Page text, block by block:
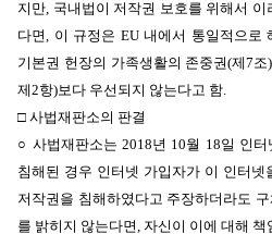
지만, 국내법이 저작권 보호를 위해서
다면, 이 규정은 EU 내에서 통일적으로
기본권 헌장의 가족생활의 존중권(제7
제2항)보다 우선되지 않는다고 함.
□ 사법재판소의 판결
○ 사법재판소는 2018년 10월 18일 인
침해된 경우 인터넷 가입자가 이 인터넷
저작권을 침해하였다고 주장하더라도
를 밝히지 않는다면, 자신이 이에 대해